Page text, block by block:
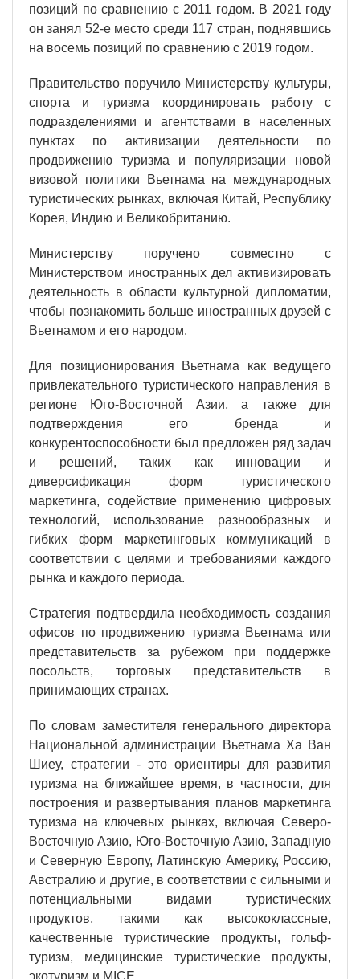
позиций по сравнению с 2011 годом. В 2021 году
он занял 52-е место среди 117 стран, поднявшись
на восемь позиций по сравнению с 2019 годом.
Правительство поручило Министерству культуры,
спорта и туризма координировать работу с
подразделениями и агентствами в населенных
пунктах по активизации деятельности по
продвижению туризма и популяризации новой
визовой политики Вьетнама на международных
туристических рынках, включая Китай, Республику
Корея, Индию и Великобританию.
Министерству поручено совместно с
Министерством иностранных дел активизировать
деятельность в области культурной дипломатии,
чтобы познакомить больше иностранных друзей с
Вьетнамом и его народом.
Для позиционирования Вьетнама как ведущего
привлекательного туристического направления в
регионе Юго-Восточной Азии, а также для
подтверждения его бренда и
конкурентоспособности был предложен ряд задач
и решений, таких как инновации и
диверсификация форм туристического
маркетинга, содействие применению цифровых
технологий, использование разнообразных и
гибких форм маркетинговых коммуникаций в
соответствии с целями и требованиями каждого
рынка и каждого периода.
Стратегия подтвердила необходимость создания
офисов по продвижению туризма Вьетнама или
представительств за рубежом при поддержке
посольств, торговых представительств в
принимающих странах.
По словам заместителя генерального директора
Национальной администрации Вьетнама Ха Ван
Шиеу, стратегии - это ориентиры для развития
туризма на ближайшее время, в частности, для
построения и развертывания планов маркетинга
туризма на ключевых рынках, включая Северо-
Восточную Азию, Юго-Восточную Азию, Западную
и Северную Европу, Латинскую Америку, Россию,
Австралию и другие, в соответствии с сильными и
потенциальными видами туристических
продуктов, такими как высококлассные,
качественные туристические продукты, гольф-
туризм, медицинские туристические продукты,
экотуризм и MICE.